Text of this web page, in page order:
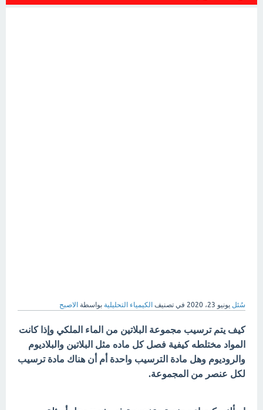
سُئل يونيو 23، 2020 في تصنيف الكيمياء التحليلية بواسطة الاصبح
كيف يتم ترسيب مجموعة البلاتين من الماء الملكي وإذا كانت
المواد مختلطه كيفية فصل كل ماده مثل البلاتين والبلاديوم
والروديوم وهل مادة الترسيب واحدة أم أن هناك مادة ترسيب
لكل عنصر من المجموعة.